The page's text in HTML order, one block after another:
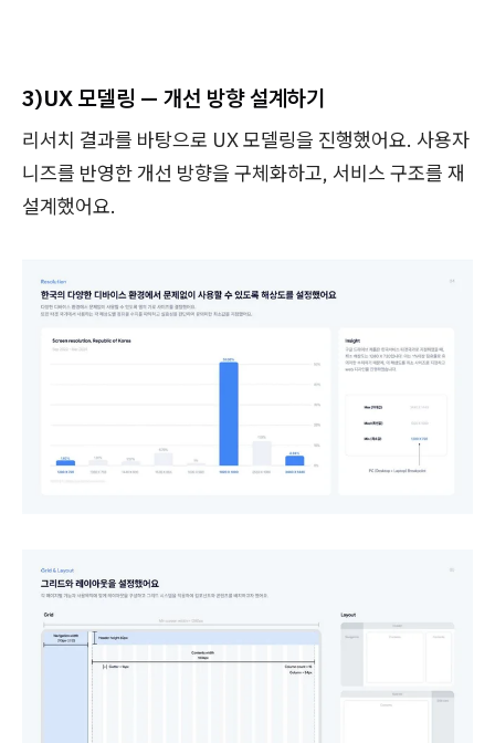
3)UX 모델링 — 개선 방향 설계하기
리서치 결과를 바탕으로 UX 모델링을 진행했어요. 사용자
니즈를 반영한 개선 방향을 구체화하고, 서비스 구조를 재
설계했어요.